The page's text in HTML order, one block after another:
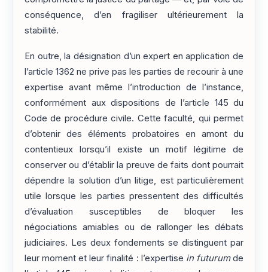
conséquence, d’en fragiliser ultérieurement la
stabilité.
En outre, la désignation d’un expert en application de
l’article 1362 ne prive pas les parties de recourir à une
expertise avant même l’introduction de l’instance,
conformément aux dispositions de l’article 145 du
Code de procédure civile. Cette faculté, qui permet
d’obtenir des éléments probatoires en amont du
contentieux lorsqu’il existe un motif légitime de
conserver ou d’établir la preuve de faits dont pourrait
dépendre la solution d’un litige, est particulièrement
utile lorsque les parties pressentent des difficultés
d’évaluation susceptibles de bloquer les
négociations amiables ou de rallonger les débats
judiciaires. Les deux fondements se distinguent par
leur moment et leur finalité : l’expertise in futurumde